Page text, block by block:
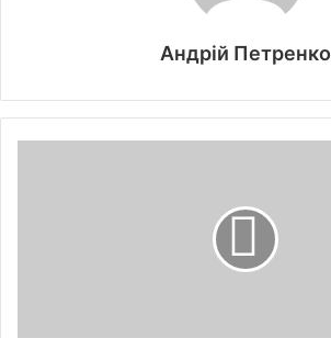
Андрій Петренко